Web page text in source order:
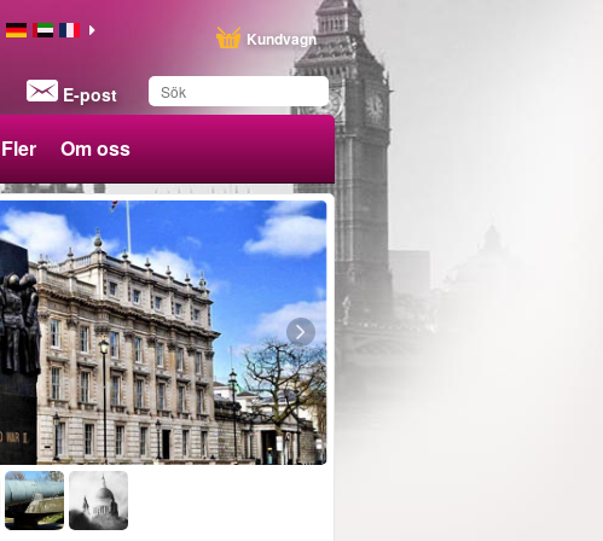
E-post
Kundvagn
Fler Om oss
Du har sparat produkten
i din lista